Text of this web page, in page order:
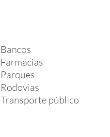
Bancos
Farmácias
Parques
Rodovias
Transporte público